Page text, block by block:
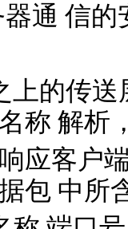
器通 信的
上的传送
称 解析
应客户
包 中所